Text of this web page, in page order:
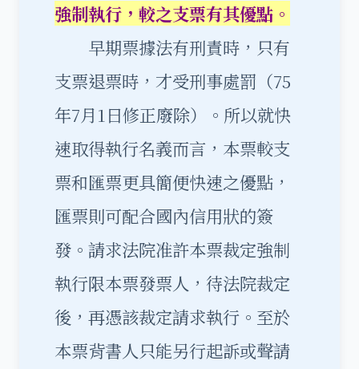
強制執行，較之支票有其優點。
早期票據法有刑責時，只有
支票退票時，才受刑事處罰（75
年7月1日修正廢除）。所以就快
速取得執行名義而言，本票較支
票和匯票更具簡便快速之優點，
匯票則可配合國內信用狀的簽
發。請求法院准許本票裁定強制
執行限本票發票人，待法院裁定
後，再憑該裁定請求執行。至於
本票背書人只能另行起訴或聲請